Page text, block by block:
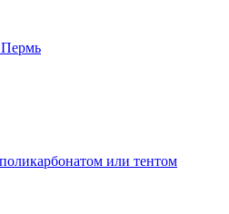
или тентом